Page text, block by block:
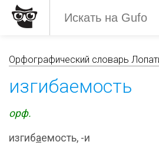
Орфографический словарь
изгибаемость
орф.
изгибаемость, -и